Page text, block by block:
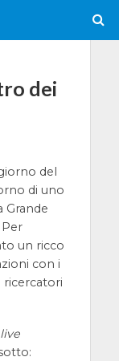
dei
del
di uno
Grande
un ricco
con i
live